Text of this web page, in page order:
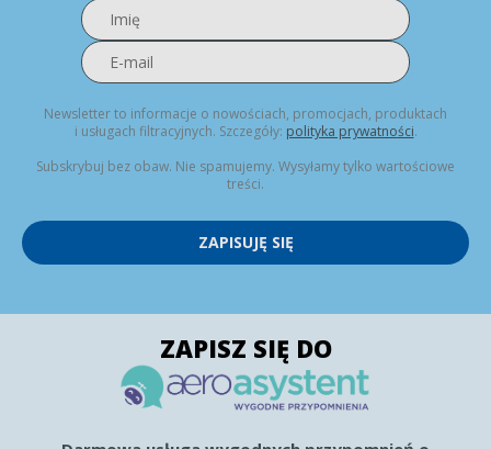
Newsletter to informacje o nowościach, promocjach, produktach
i usługach filtracyjnych. Szczegóły: polityka prywatności.
Subskrybuj bez obaw. Nie spamujemy. Wysyłamy tylko wartościowe
treści.
ZAPISUJĘ SIĘ
ZAPISZ SIĘ DO